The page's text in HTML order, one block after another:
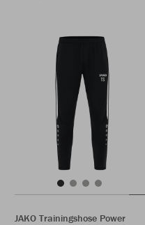
JAKO Trainingshose Power